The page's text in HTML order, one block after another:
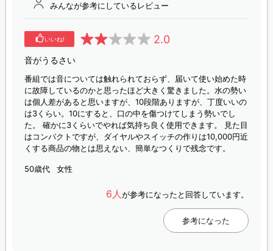
みんなが参考にしているレビュー
いいね! 2.0
音がうるさい
番組では音については触れられておらず、届いて使い始めた時
に故障しているのかと思ったほど大きく驚きました。水の勢い
は個人差があると思いますが、10段階ありますが、丁度いいの
は3くらい。10にすると、口の中を傷つけてしまう勢いでし
た。 確かに3くらいでやれば気持ち良く使用できます。 見た目
はコンパクトですが、ダイヤルやスイッチの作りは10,000円近
くする商品の物とは思えない、簡単なつくりで残念です。
50歳代 女性
6人が参考になったと回答しています。
参考になった